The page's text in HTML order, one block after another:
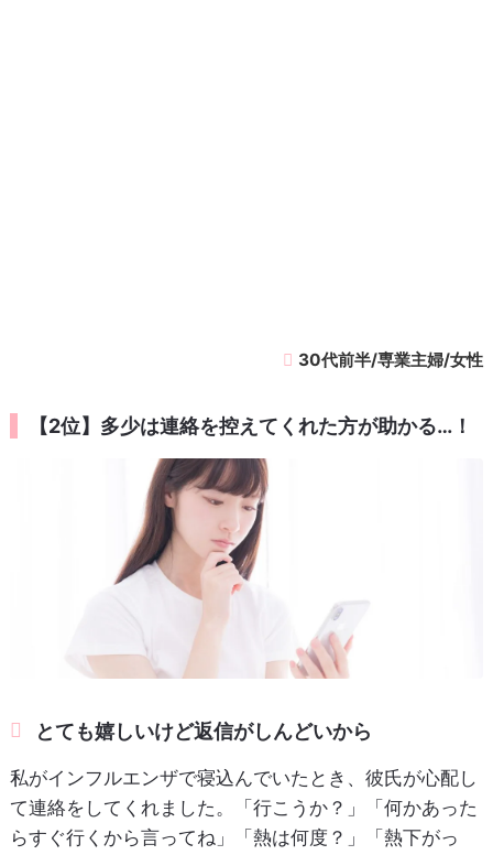
30代前半/専業主婦/女性
【2位】多少は連絡を控えてくれた方が助かる…！
とても嬉しいけど返信がしんどいから
私がインフルエンザで寝込んでいたとき、彼氏が心配し
て連絡をしてくれました。「行こうか？」「何かあった
らすぐ行くから言ってね」「熱は何度？」「熱下がっ